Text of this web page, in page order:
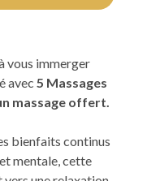
vous immerger
avec 5 Massages
massage offert.
bienfaits continus
mentale, cette